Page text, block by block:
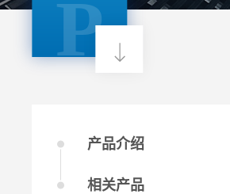
P
产品介绍
相关产品